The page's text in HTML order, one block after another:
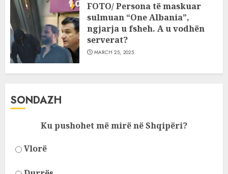
FOTO/ Persona të maskuar
sulmuan “One Albania”,
ngjarja u fsheh. A u vodhën
serverat?
MARCH 25, 2025
SONDAZH
Ku pushohet më mirë në Shqipëri?
Vlorë